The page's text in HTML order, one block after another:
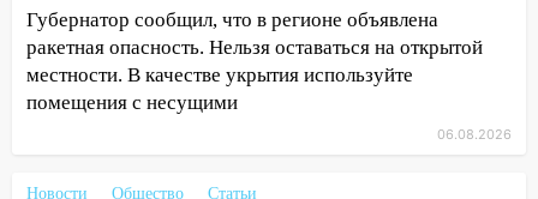
15:59 Ульяновец отдал более 14
миллионов рублей за криминальное
покровительство
15:32 На «кольце» кроссовер сбил 18-
15:00
В Ульяновске после тройного ДТП
Губернатор сообщил, что в регионе объявлена
ракетная опасность. Нельзя оставаться на открытой
местности. В качестве укрытия используйте
помещения с несущими
06.08.2026
Новости Общество
Статьи